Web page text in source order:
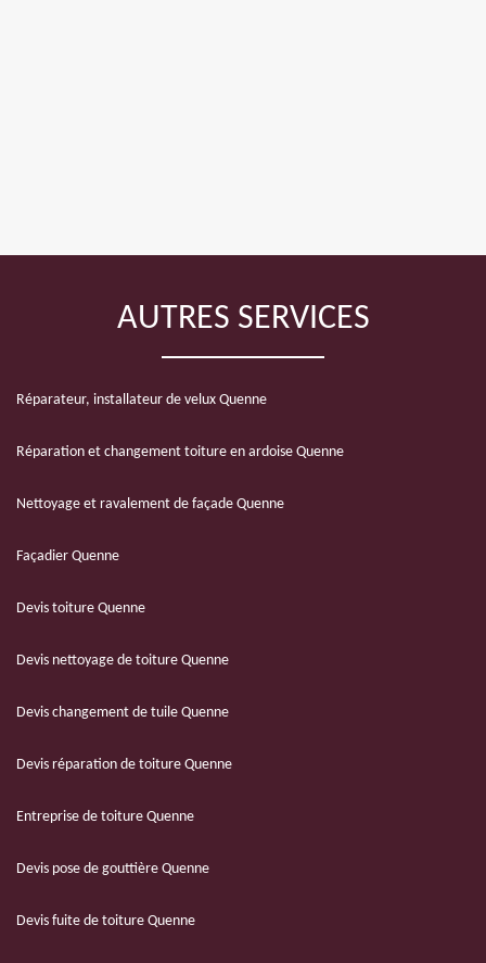
AUTRES SERVICES
Réparateur, installateur de velux Quenne
Réparation et changement toiture en ardoise Quenne
Nettoyage et ravalement de façade Quenne
Façadier Quenne
Devis toiture Quenne
Devis nettoyage de toiture Quenne
Devis changement de tuile Quenne
Devis réparation de toiture Quenne
Entreprise de toiture Quenne
Devis pose de gouttière Quenne
Devis fuite de toiture Quenne